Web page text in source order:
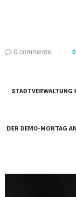
0 comments 0
STADTVERWALTUNG
DER DEMO-MONTAG